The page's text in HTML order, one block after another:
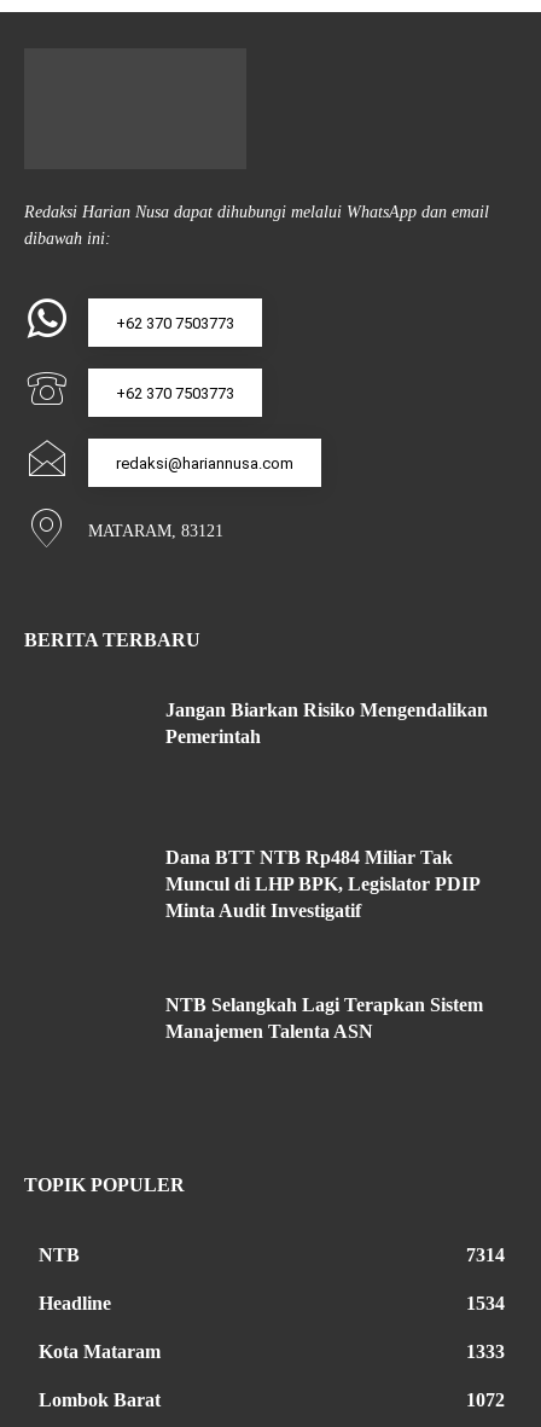
Redaksi Harian Nusa dapat dihubungi melalui WhatsApp dan email
dibawah ini:
+62 370 7503773
+62 370 7503773
redaksi@hariannusa.com
MATARAM, 83121
BERITA TERBARU
Jangan Biarkan Risiko Mengendalikan
Pemerintah
Dana BTT NTB Rp484 Miliar Tak
Muncul di LHP BPK, Legislator PDIP
Minta Audit Investigatif
NTB Selangkah Lagi Terapkan Sistem
Manajemen Talenta ASN
TOPIK POPULER
NTB 7314
Headline 1534
Kota Mataram 1333
Lombok Barat 1072